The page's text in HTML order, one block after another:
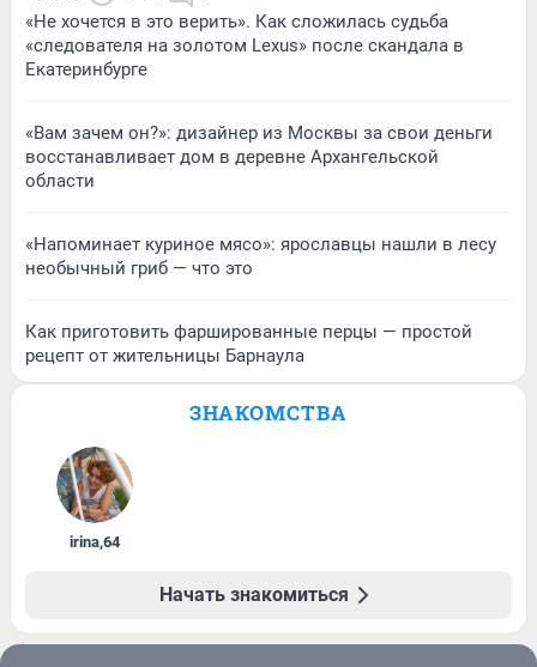
«Не хочется в это верить». Как сложилась судьба
«следователя на золотом Lexus» после скандала в
Екатеринбурге
«Вам зачем он?»: дизайнер из Москвы за свои деньги
восстанавливает дом в деревне Архангельской
области
«Напоминает куриное мясо»: ярославцы нашли в лесу
необычный гриб — что это
Как приготовить фаршированные перцы — простой
рецепт от жительницы Барнаула
ЗНАКОМСТВА
irina,64
Начать знакомиться